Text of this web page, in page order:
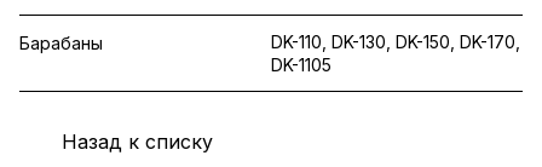
Барабаны
DK-110, DK-130, DK-150, DK-170,
DK-1105
Назад к списку